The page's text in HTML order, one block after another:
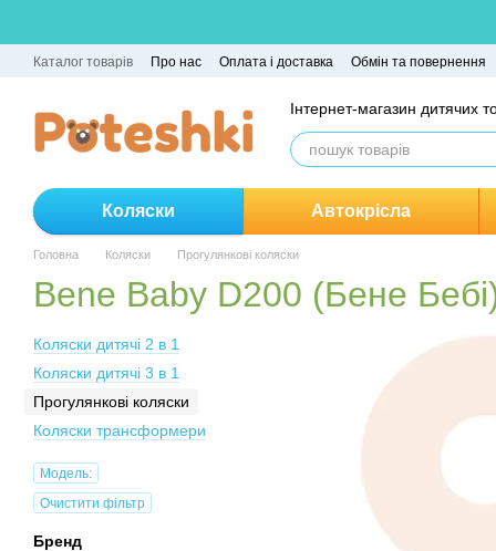
Каталог товарів Про нас Оплата і доставка Обмін та повернення
Інтернет-магазин дитячих
Коляски Автокрісла
Головна Коляски Прогулянкові коляски
Bene Baby D200 (Бене
Коляски дитячі 2 в 1
Коляски дитячі 3 в 1
Прогулянкові коляски
Коляски трансформери
Модель:
Очистити фільтр
Бренд